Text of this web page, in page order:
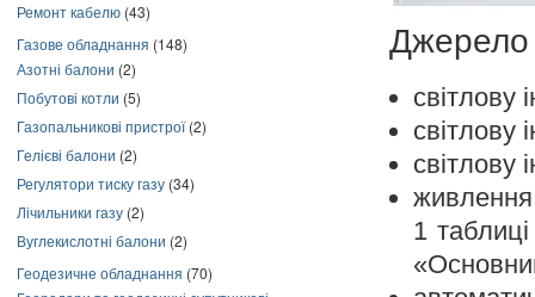
Ремонт кабелю (43)
Газове обладнання (148)
Азотні балони (2)
Побутові котли (5)
Газопальникові пристрої(2)
Гелієві балони (2)
Регулятори тиску газу (34)
Лічильники газу (2)
Вуглекислотні балони (2)
Геодезичне обладнання (70)
Джерело
світлову
світлову
світлову
живлення
1